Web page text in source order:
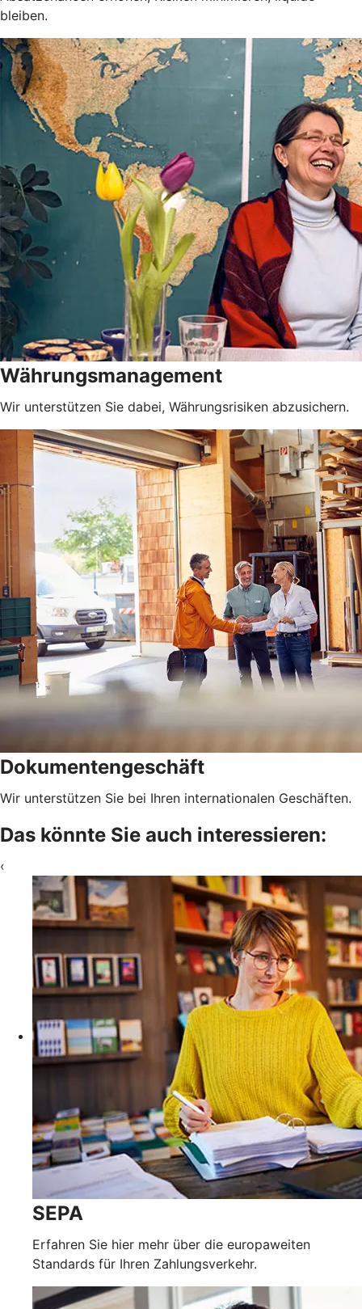
bleiben.
Währungsmanagement
Wir unterstützen Sie dabei, Währungsrisiken abzusichern.
Dokumentengeschäft
Wir unterstützen Sie bei Ihren internationalen Geschäften.
Das könnte Sie auch interessieren:
‹
SEPA
Erfahren Sie hier mehr über die europaweiten
Standards für Ihren Zahlungsverkehr.